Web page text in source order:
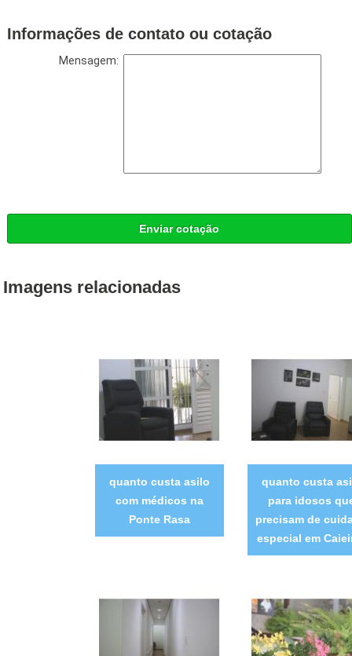
Informações de contato ou cotação
Mensagem:
Enviar cotação
Imagens relacionadas
quanto custa asilo
com médicos na
Ponte Rasa
quanto custa
para idosos
precisam de
especial em